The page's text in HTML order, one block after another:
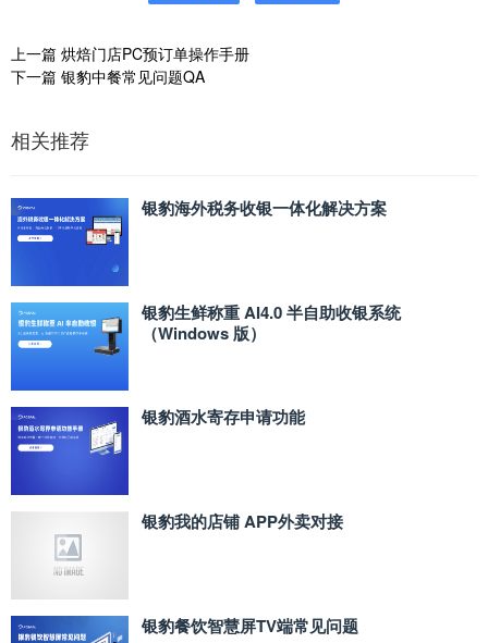
上一篇 烘焙门店PC预订单操作手册
下一篇 银豹中餐常见问题QA
相关推荐
银豹海外税务收银一体化解决方案
银豹生鲜称重 AI4.0 半自助收银系统
（Windows 版）
银豹酒水寄存申请功能
银豹我的店铺 APP外卖对接
银豹餐饮智慧屏TV端常见问题